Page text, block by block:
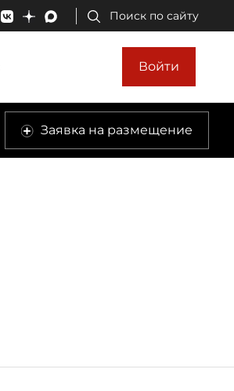
Поиск по сайту
Войти
Заявка на размещение